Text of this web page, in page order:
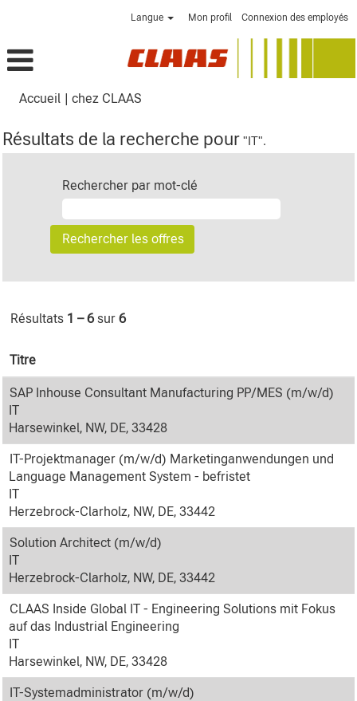
Langue Mon profil Connexion des employés
Accueil | chez CLAAS
Résultats de la recherche pour "IT".
Rechercher par mot-clé
Résultats 1 – 6sur 6
Titre
SAP Inhouse Consultant Manufacturing PP/MES (m/w/d)
IT
Harsewinkel, NW, DE, 33428
IT-Projektmanager (m/w/d) Marketinganwendungen und
Language Management System - befristet
IT
Herzebrock-Clarholz, NW, DE, 33442
Solution Architect (m/w/d)
IT
Herzebrock-Clarholz, NW, DE, 33442
CLAAS Inside Global IT - Engineering Solutions mit Fokus
auf das Industrial Engineering
IT
Harsewinkel, NW, DE, 33428
IT-Systemadministrator (m/w/d)